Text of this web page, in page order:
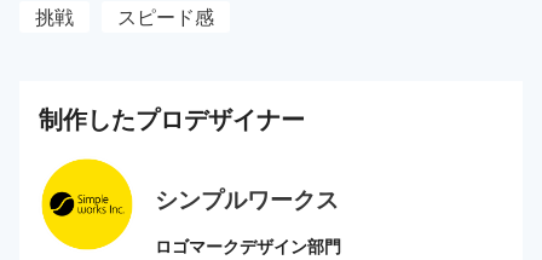
挑戦
スピード感
制作したプロデザイナー
シンプルワークス
ロゴマークデザイン部門